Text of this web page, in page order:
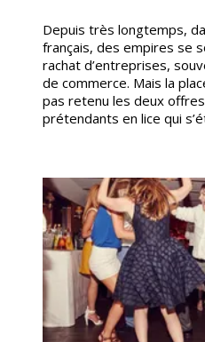
Depuis très longtemps,
français, des empires se
rachat d’entreprises,
de commerce. Mais la
pas retenu les deux
prétendants en lice qui